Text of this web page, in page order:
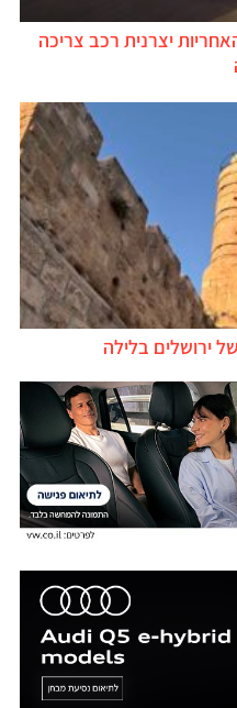
יצרנית רכב צריכה
ירושלים בלילה